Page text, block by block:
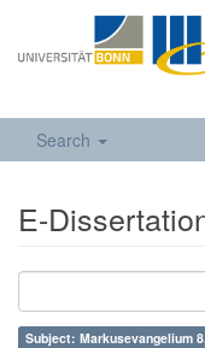
Search
E-
Subject: Markusevangelium